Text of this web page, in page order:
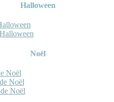
Halloween
Noël
Noël
Noël
Noël